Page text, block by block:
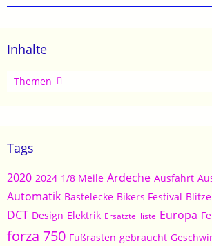
Inhalte
Artikel
Themen
Tags
2020 2024 1/8 Meile Ardeche Ausfahrt
Automatik Bastelecke Bikers Festival
DCT Design Elektrik Ersatzteilliste Europa
forza 750 Fußrasten gebraucht